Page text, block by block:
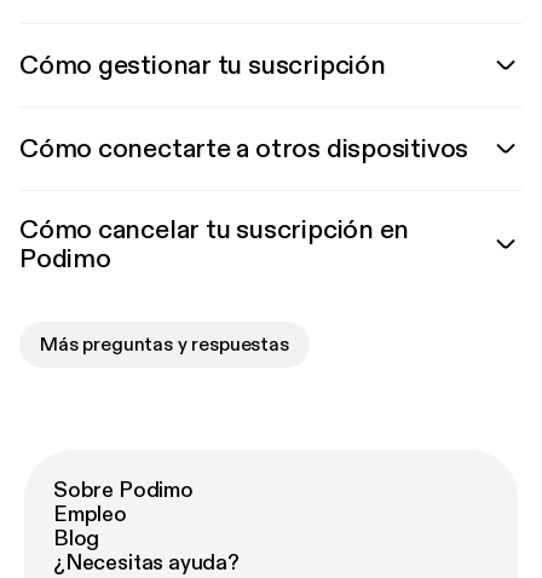
Cómo gestionar tu suscripción
Cómo conectarte a otros dispositivos
Cómo cancelar tu suscripción en
Podimo
Más preguntas y respuestas
Sobre Podimo
Empleo
Blog
¿Necesitas ayuda?